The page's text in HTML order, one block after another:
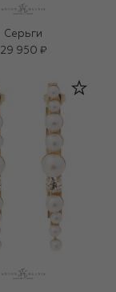
Серьги
29 950 ₽